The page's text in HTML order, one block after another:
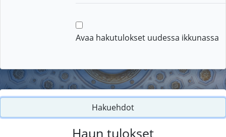
Avaa hakutulokset uudessa ikkunassa
Hakuehdot
Haun tulokset